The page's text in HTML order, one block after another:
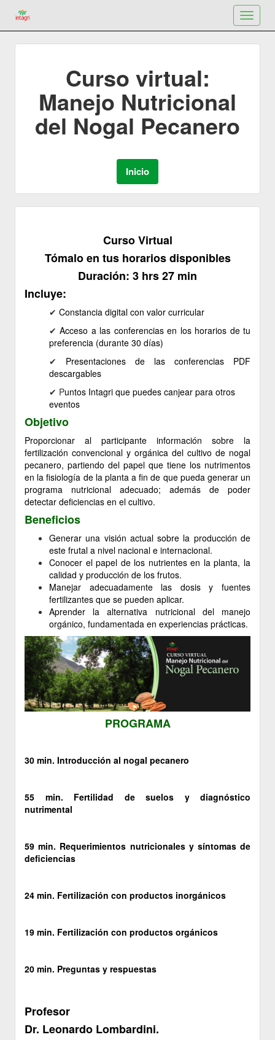
Toggle
Curso virtual:
Manejo Nutricional
del Nogal Pecanero
Curso Virtual
Tómalo en tus horarios disponibles
Duración: 3 hrs 27 min
Incluye:
✔ ​ Constancia digital con valor curricular
✔Acceso a las conferencias en los horarios de tu
preferencia (durante 30 días)
✔ Presentaciones de las conferencias PDF
descargables
✔ Puntos Intagri que puedes canjear para otros
eventos
Objetivo
Proporcionar al participante información sobre la
fertilización convencional y orgánica del cultivo de nogal
pecanero, partiendo del papel que tiene los nutrimentos
en la fisiología de la planta a fin de que pueda generar un
programa nutricional adecuado; además de poder
detectar deficiencias en el cultivo.
Beneficios
Generar una visión actual sobre la producción de
este frutal a nivel nacional e internacional.
Conocer el papel de los nutrientes en la planta, la
calidad y producción de los frutos.
Manejar adecuadamente las dosis y fuentes
fertilizantes que se pueden aplicar.
Aprender la alternativa nutricional del manejo
orgánico, fundamentada en experiencias prácticas.
PROGRAMA
30 min. Introducción al nogal pecanero
55 min. Fertilidad de suelos y diagnóstico
nutrimental
59 min. Requerimientos nutricionales y síntomas de
deficiencias
24 min. Fertilización con productos inorgánicos
19 min. Fertilización con productos orgánicos
20 min. Preguntas y respuestas
Profesor
Dr. Leonardo Lombardini.